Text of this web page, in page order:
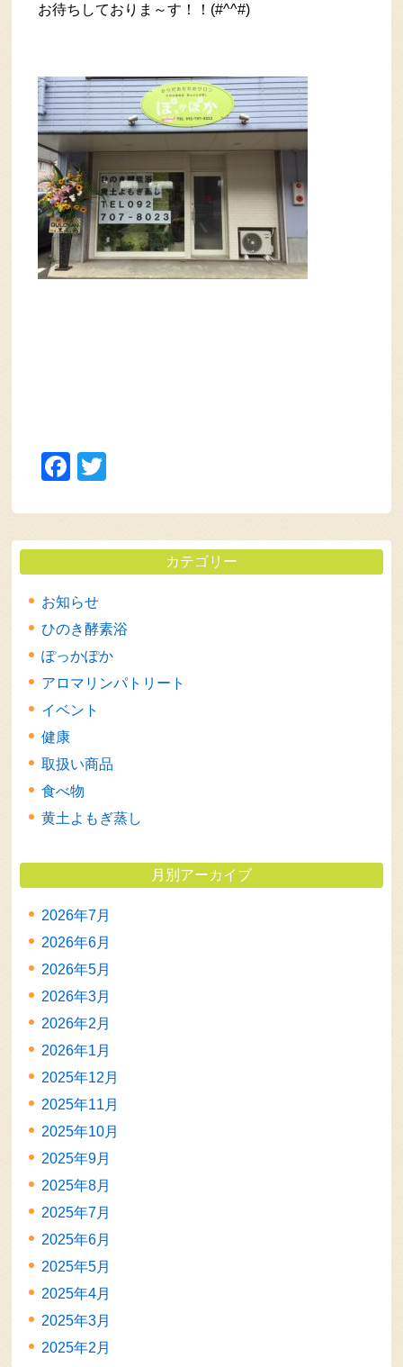
お待ちしておりま～す！！(#^^#)
Facebook
カテゴリー
お知らせ
ひのき酵素浴
ぽっかぽか
アロマリンパトリート
イベント
健康
取扱い商品
食べ物
黄土よもぎ蒸し
月別アーカイブ
2026年7月
2026年6月
2026年5月
2026年3月
2026年2月
2026年1月
2025年12月
2025年11月
2025年10月
2025年9月
2025年8月
2025年7月
2025年6月
2025年5月
2025年4月
2025年3月
2025年2月